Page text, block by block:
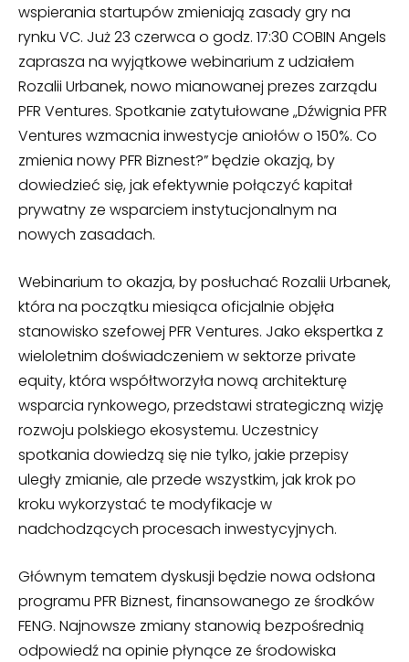
wspierania startupów zmieniają zasady gry na
rynku VC. Już 23 czerwca o godz. 17:30 COBIN Angels
zaprasza na wyjątkowe webinarium z udziałem
Rozalii Urbanek, nowo mianowanej prezes zarządu
PFR Ventures. Spotkanie zatytułowane „Dźwignia PFR
Ventures wzmacnia inwestycje aniołów o 150%. Co
zmienia nowy PFR Biznest?” będzie okazją, by
dowiedzieć się, jak efektywnie połączyć kapitał
prywatny ze wsparciem instytucjonalnym na
nowych zasadach.
Webinarium to okazja, by posłuchać Rozalii Urbanek,
która na początku miesiąca oficjalnie objęła
stanowisko szefowej PFR Ventures. Jako ekspertka z
wieloletnim doświadczeniem w sektorze private
equity, która współtworzyła nową architekturę
wsparcia rynkowego, przedstawi strategiczną wizję
rozwoju polskiego ekosystemu. Uczestnicy
spotkania dowiedzą się nie tylko, jakie przepisy
uległy zmianie, ale przede wszystkim, jak krok po
kroku wykorzystać te modyfikacje w
nadchodzących procesach inwestycyjnych.
Głównym tematem dyskusji będzie nowa odsłona
programu PFR Biznest, finansowanego ze środków
FENG. Najnowsze zmiany stanowią bezpośrednią
odpowiedź na opinie płynące ze środowiska